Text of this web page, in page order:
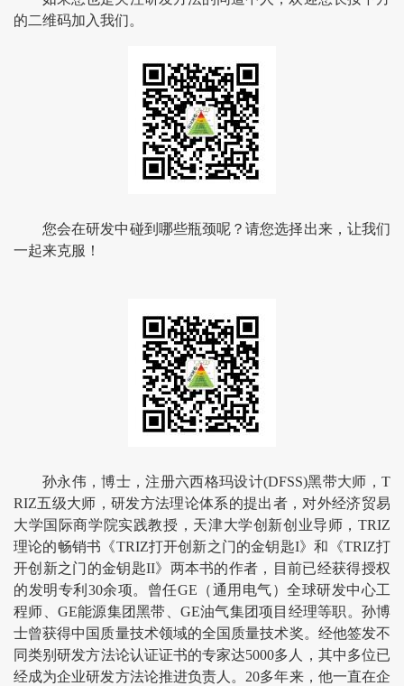
的二维码加入我们。
您会在研发中碰到哪些瓶颈呢？请您选择出来，让我们
一起来克服！
孙永伟，博士，注册六西格玛设计(DFSS)黑带大师，T
RIZ五级大师，研发方法理论体系的提出者，对外经济贸易
大学国际商学院实践教授，天津大学创新创业导师，TRIZ
理论的畅销书《TRIZ打开创新之门的金钥匙I》和《TRIZ打
开创新之门的金钥匙II》两本书的作者，目前已经获得授权
的发明专利30余项。曾任GE（通用电气）全球研发中心工
程师、GE能源集团黑带、GE油气集团项目经理等职。孙博
士曾获得中国质量技术领域的全国质量技术奖。经他签发不
同类别研发方法论认证证书的专家达5000多人，其中多位已
经成为企业研发方法论推进负责人。20多年来，他一直在企